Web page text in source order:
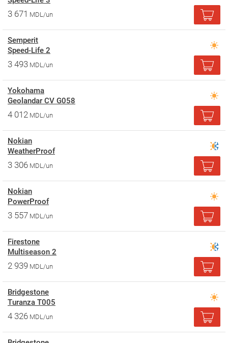
3 671 MDL/un
Semperit
Speed-Life 2
3 493 MDL/un
Yokohama
Geolandar CV G058
4 012 MDL/un
Nokian
WeatherProof
3 306 MDL/un
Nokian
PowerProof
3 557 MDL/un
Firestone
Multiseason 2
2 939 MDL/un
Bridgestone
Turanza T005
4 326 MDL/un